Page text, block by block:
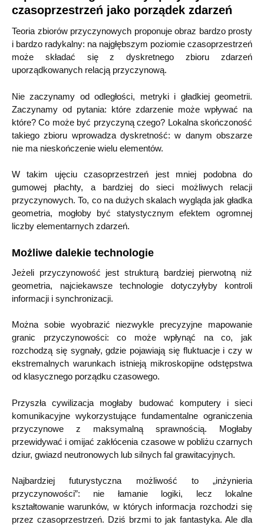
czasoprzestrzeń jako porządek zdarzeń
Teoria zbiorów przyczynowych proponuje obraz bardzo prosty
i bardzo radykalny: na najgłębszym poziomie czasoprzestrzeń
może składać się z dyskretnego zbioru zdarzeń
uporządkowanych relacją przyczynową.
Nie zaczynamy od odległości, metryki i gładkiej geometrii.
Zaczynamy od pytania: które zdarzenie może wpływać na
które? Co może być przyczyną czego? Lokalna skończoność
takiego zbioru wprowadza dyskretność: w danym obszarze
nie ma nieskończenie wielu elementów.
W takim ujęciu czasoprzestrzeń jest mniej podobna do
gumowej płachty, a bardziej do sieci możliwych relacji
przyczynowych. To, co na dużych skalach wygląda jak gładka
geometria, mogłoby być statystycznym efektem ogromnej
liczby elementarnych zdarzeń.
Możliwe dalekie technologie
Jeżeli przyczynowość jest strukturą bardziej pierwotną niż
geometria, najciekawsze technologie dotyczyłyby kontroli
informacji i synchronizacji.
Można sobie wyobrazić niezwykle precyzyjne mapowanie
granic przyczynowości: co może wpłynąć na co, jak
rozchodzą się sygnały, gdzie pojawiają się fluktuacje i czy w
ekstremalnych warunkach istnieją mikroskopijne odstępstwa
od klasycznego porządku czasowego.
Przyszła cywilizacja mogłaby budować komputery i sieci
komunikacyjne wykorzystujące fundamentalne ograniczenia
przyczynowe z maksymalną sprawnością. Mogłaby
przewidywać i omijać zakłócenia czasowe w pobliżu czarnych
dziur, gwiazd neutronowych lub silnych fal grawitacyjnych.
Najbardziej futurystyczna możliwość to „inżynieria
przyczynowości”: nie łamanie logiki, lecz lokalne
kształtowanie warunków, w których informacja rozchodzi się
przez czasoprzestrzeń. Dziś brzmi to jak fantastyka. Ale dla